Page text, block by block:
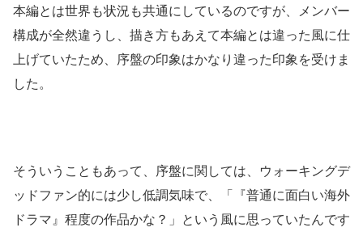
本編とは世界も状況も共通にしているのですが、メンバー
構成が全然違うし、描き方もあえて本編とは違った風に仕
上げていたため、序盤の印象はかなり違った印象を受けま
した。
そういうこともあって、序盤に関しては、ウォーキングデ
ッドファン的には少し低調気味で、「『普通に面白い海外
ドラマ』程度の作品かな？」という風に思っていたんです